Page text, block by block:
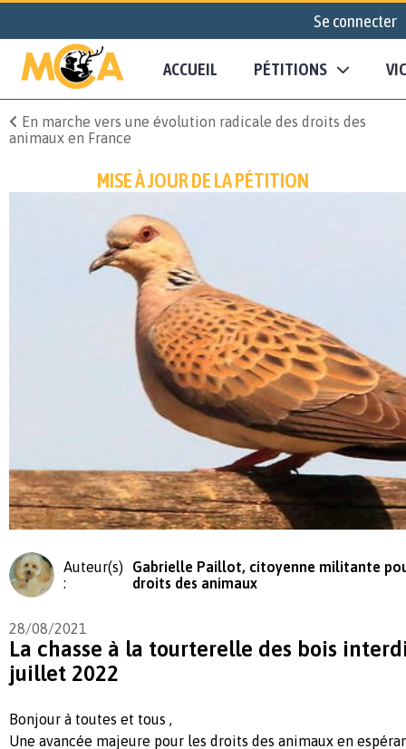
Se connecter
ACCUEIL PÉTITIONS
En marche vers une évolution radicale des droits des
animaux en France
MISE À JOUR DE LA PÉTITION
Auteur(s)
:
Gabrielle Paillot, citoyenne militante
droits des animaux
28/08/2021
La chasse à la tourterelle des bois
juillet 2022
Bonjour à toutes et tous ,
Une avancée majeure pour les droits des animaux en